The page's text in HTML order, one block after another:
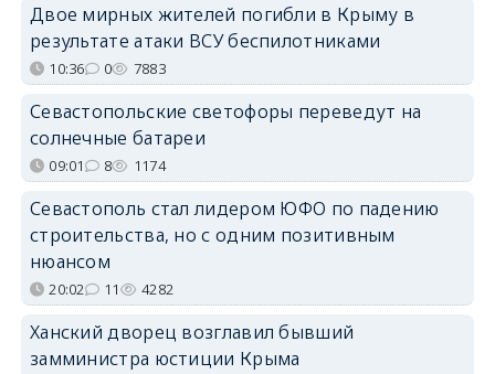
Двое мирных жителей погибли в Крыму в
результате атаки ВСУ беспилотниками
10:36 0 7883
Севастопольские светофоры переведут на
солнечные батареи
09:01 8 1174
Севастополь стал лидером ЮФО по падению
строительства, но с одним позитивным
нюансом
20:02 11 4282
Ханский дворец возглавил бывший
замминистра юстиции Крыма